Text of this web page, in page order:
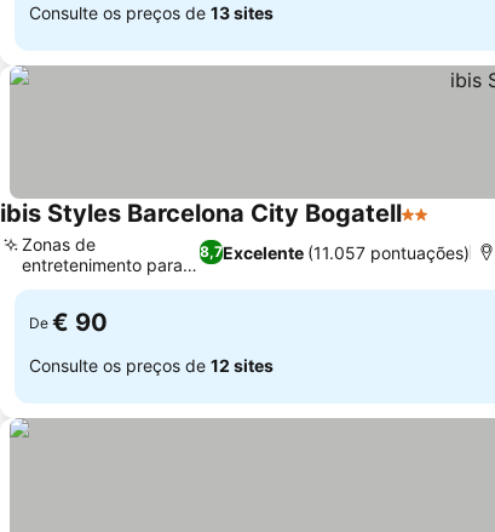
Consulte os preços de 13 sites
ibis Styles Barcelona City Bogatell2 Estrelas
8,7Excelente (11.057 pontuações)
Zonas de
entretenimento para a
família
De € 90
Consulte os preços de 12 sites